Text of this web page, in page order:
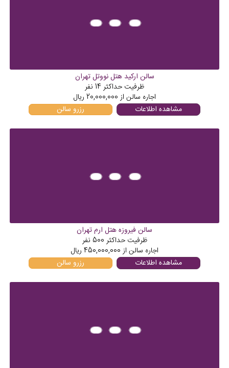
سالن ارکید هتل نووتل تهران
ظرفیت حداکثر 14 نفر
اجاره سالن از20,000,000 ریال
مشاهده اطلاعات
رزرو سالن
سالن فیروزه هتل ارم تهران
ظرفیت حداکثر 500 نفر
اجاره سالن از450,000,000 ریال
مشاهده اطلاعات
رزرو سالن